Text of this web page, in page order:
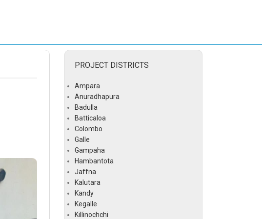
PROJECT DISTRICTS
Ampara
Anuradhapura
Badulla
Batticaloa
Colombo
Galle
Gampaha
Hambantota
Jaffna
Kalutara
Kandy
Kegalle
Killinochchi